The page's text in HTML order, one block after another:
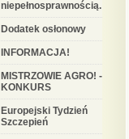
niepełnosprawnością.
Dodatek osłonowy
INFORMACJA!
MISTRZOWIE AGRO! -
KONKURS
Europejski Tydzień
Szczepień